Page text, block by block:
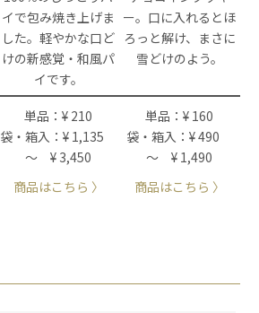
イで包み焼き上げま
した。軽やかな口ど
けの新感覚・和風パ
イです。
単品：¥ 210
袋・箱入：¥ 1,135
～ ¥ 3,450
商品はこちら 〉
ー。口に入れるとほ
ろっと解け、まさに
雪どけのよう。
単品：¥ 160
袋・箱入：¥ 490
～ ¥ 1,490
商品はこちら 〉